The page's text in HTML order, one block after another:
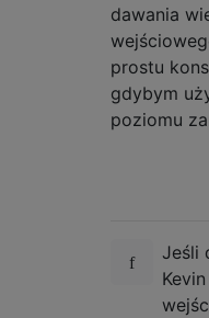
dawania
prostu
gdybym
poziomu
Jeśli